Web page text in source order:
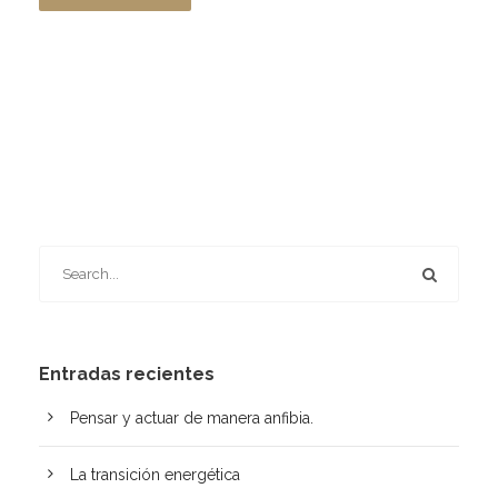
Entradas recientes
Pensar y actuar de manera anfibia.
La transición energética